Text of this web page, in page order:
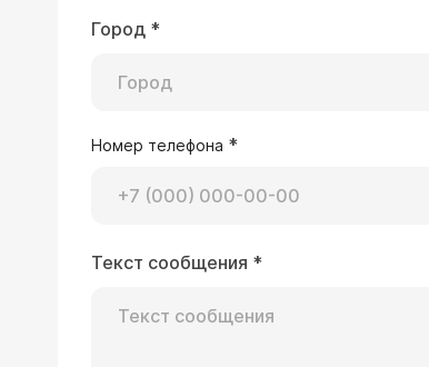
Город *
Номер телефона *
Текст сообщения *